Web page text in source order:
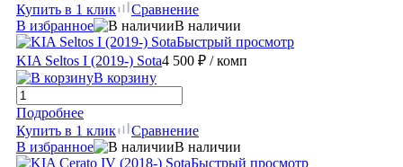
Купить в 1 клик
Сравнение
В избранное
В наличии
Быстрый просмотр
KIA Seltos I (2019-) Sota4 500 ₽ / комп
В корзину
Подробнее
Купить в 1 клик
Сравнение
В избранное
В наличии
Быстрый просмотр